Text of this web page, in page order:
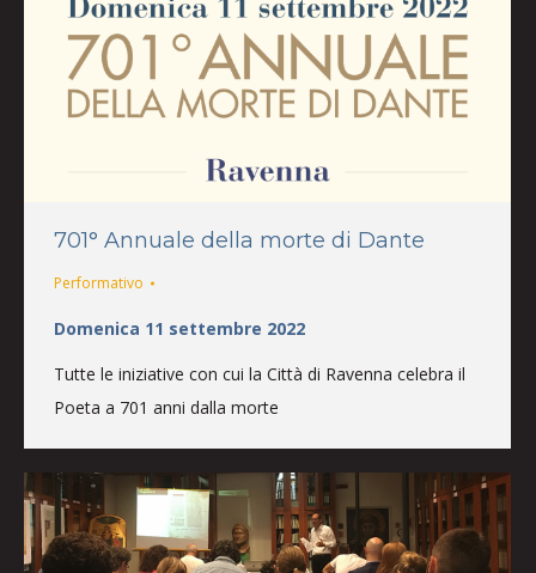
701° Annuale della morte di Dante
Performativo
Domenica 11 settembre 2022
Tutte le iniziative con cui la Città di Ravenna celebra il
Poeta a 701 anni dalla morte